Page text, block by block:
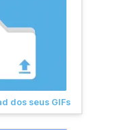
dos seus GIFs